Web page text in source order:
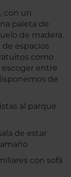
con un
paleta de
de madera.
espacios
como
entre
de
al parque
de estar
con sofá